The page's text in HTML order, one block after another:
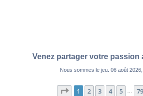
Venez partager votre passion
Nous sommes le jeu. 06 août
Page 1sur792
1 2 3 4 5